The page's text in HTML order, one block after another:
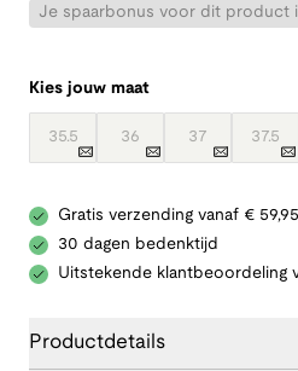
Je spaarbonus voor dit product
Kies jouw maat
35.5 36 37 37.5
Gratis verzending vanaf €
30 dagen bedenktijd
Uitstekende klantbeoordeling
Productdetails